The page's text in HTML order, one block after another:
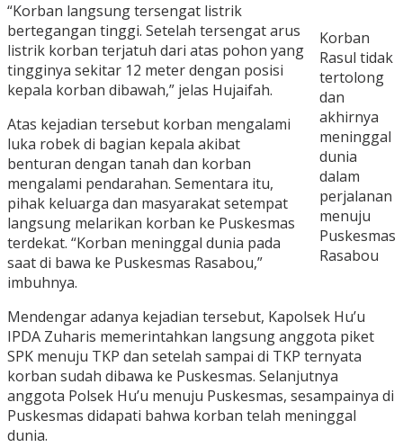
Korban
Rasul tidak
tertolong
dan
akhirnya
meninggal
dunia
dalam
perjalanan
menuju
Puskesmas
Rasabou
“Korban langsung tersengat listrik
bertegangan tinggi. Setelah tersengat arus
listrik korban terjatuh dari atas pohon yang
tingginya sekitar 12 meter dengan posisi
kepala korban dibawah,” jelas Hujaifah.
Atas kejadian tersebut korban mengalami
luka robek di bagian kepala akibat
benturan dengan tanah dan korban
mengalami pendarahan. Sementara itu,
pihak keluarga dan masyarakat setempat
langsung melarikan korban ke Puskesmas
terdekat. “Korban meninggal dunia pada
saat di bawa ke Puskesmas Rasabou,”
imbuhnya.
Mendengar adanya kejadian tersebut, Kapolsek Hu’u
IPDA Zuharis memerintahkan langsung anggota piket
SPK menuju TKP dan setelah sampai di TKP ternyata
korban sudah dibawa ke Puskesmas. Selanjutnya
anggota Polsek Hu’u menuju Puskesmas, sesampainya di
Puskesmas didapati bahwa korban telah meninggal
dunia.